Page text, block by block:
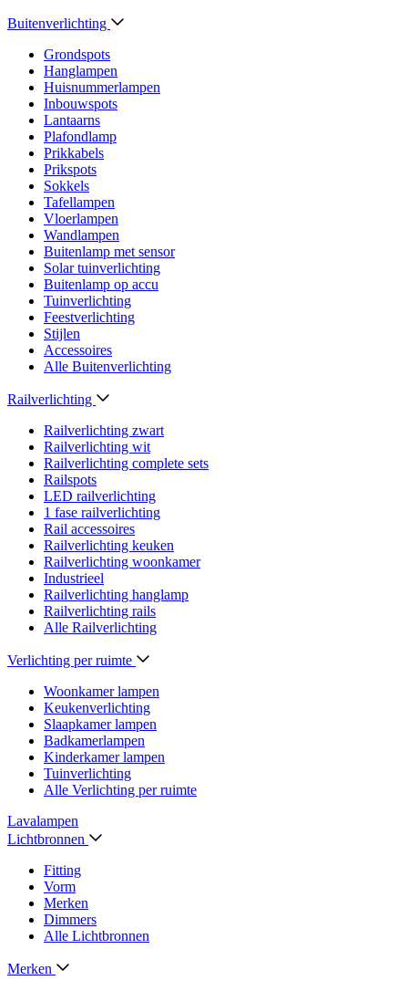
Buitenverlichting
Grondspots
Hanglampen
Huisnummerlampen
Inbouwspots
Lantaarns
Plafondlamp
Prikkabels
Prikspots
Sokkels
Tafellampen
Vloerlampen
Wandlampen
Buitenlamp met sensor
Solar tuinverlichting
Buitenlamp op accu
Tuinverlichting
Feestverlichting
Stijlen
Accessoires
Alle Buitenverlichting
Railverlichting
Railverlichting zwart
Railverlichting wit
Railverlichting complete sets
Railspots
LED railverlichting
1 fase railverlichting
Rail accessoires
Railverlichting keuken
Railverlichting woonkamer
Industrieel
Railverlichting hanglamp
Railverlichting rails
Alle Railverlichting
Verlichting per ruimte
Woonkamer lampen
Keukenverlichting
Slaapkamer lampen
Badkamerlampen
Kinderkamer lampen
Tuinverlichting
Alle Verlichting per ruimte
Lavalampen
Lichtbronnen
Fitting
Vorm
Merken
Dimmers
Alle Lichtbronnen
Merken